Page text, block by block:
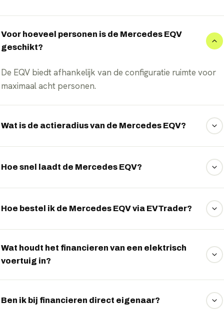
Voor hoeveel personen is de Mercedes EQV
geschikt?
De EQV biedt afhankelijk van de configuratie ruimte voor
maximaal acht personen.
Wat is de actieradius van de Mercedes EQV?
WLTP-actieradius.
Hoe snel laadt de Mercedes EQV?
waarmee 10 tot 80 procent in ongeveer 45 minuten
Hoe bestel ik de Mercedes EQV via EVTrader?
lease of koop. Vraag uw voorstel aan via WhatsApp.
Wat houdt het financieren van een elektrisch
voertuig in?
aankoopbedrag in vaste maandtermijnen af. U bent direct
Ben ik bij financieren direct eigenaar?